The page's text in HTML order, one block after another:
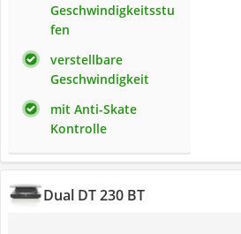
Geschwindigkeitsstu
fen
verstellbare
Geschwindigkeit
mit Anti-Skate
Kontrolle
Dual DT 230 BT